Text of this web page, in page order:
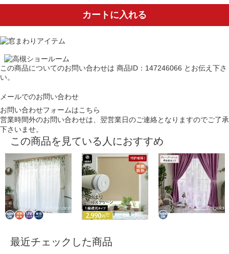
カートに入れる
この商品についてのお問い合わせは 商品ID：147246066 とお伝え下さ
い。
メールでのお問い合わせ
お問い合わせフォームはこちら
営業時間外のお問い合わせは、翌営業日のご連絡となりますのでご了承
下さいませ。
この商品を見ている人におすすめ
最近チェックした商品